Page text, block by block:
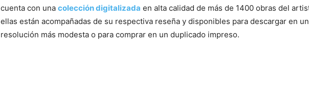
cuenta con una colección digitalizada en alta calidad de más de 1400 obras del
ellas están acompañadas de su respectiva reseña y disponibles para descargar en
resolución más modesta o para comprar en un duplicado impreso.